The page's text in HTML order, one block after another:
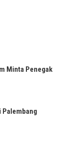
Minta Penegak
Palembang